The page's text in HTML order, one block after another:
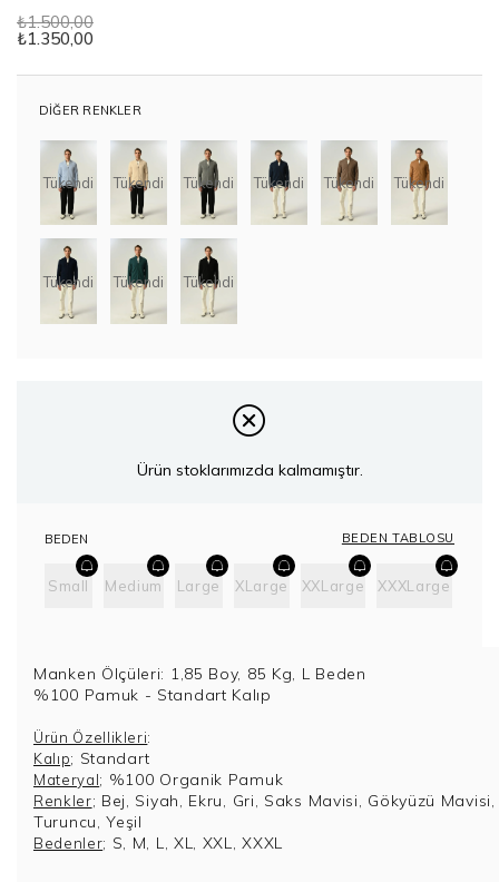
₺1.500,00
₺1.350,00
DIĞER RENKLER
Tükendi Tükendi Tükendi Tükendi Tükendi Tükendi
Tükendi Tükendi Tükendi
Ürün stoklarımızda kalmamıştır.
BEDEN BEDEN TABLOSU
Small Medium Large XLarge XXLarge XXXLarge
Manken Ölçüleri: 1,85 Boy, 85 Kg, L Beden
%100 Pamuk - Standart Kalıp
Ürün Özellikleri:
Kalıp; Standart
Materyal; %100 Organik Pamuk
Renkler; Bej, Siyah, Ekru, Gri, Saks Mavisi, Gökyüzü Mavisi,
Turuncu, Yeşil
Bedenler; S, M, L, XL, XXL, XXXL